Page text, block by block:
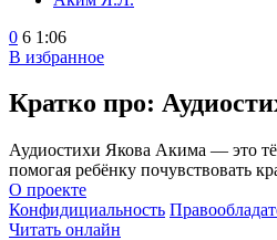
0 6 1:06
В избранное
Кратко про:
Аудиостихи Якова Акима — это
помогая ребёнку почувствовать
О проекте
Конфидициальность
Читать онлайн